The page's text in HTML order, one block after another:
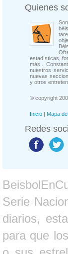
Quienes
estadísticas,
más...
nuestros
nuevas
y otros
© copyright
Inicio | Mapa
Redes
Serie
diarios,
para que